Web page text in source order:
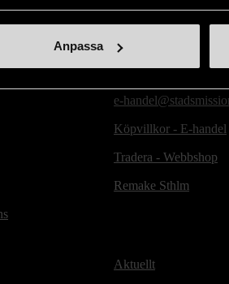
Anpassa Handla second hand
Webbshop - E-handel
e-
Köpvillkor - E-handel
Tradera - Webbshop
Remake Sthlm
Aktuellt